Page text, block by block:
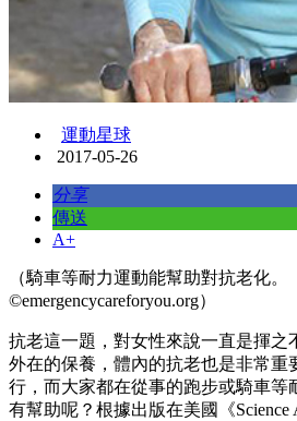
運動星球
2017-05-26
分享
傳送
A+
（騎車等耐力運動能幫助對抗老化。
©emergencycareforyou.org）
抗老這一題，對女性來說一直是揮之
外在的保養，體內的抗老也是非常重
行，而大家都在從事的跑步或騎車等
有幫助呢？根據出版在美國《Science